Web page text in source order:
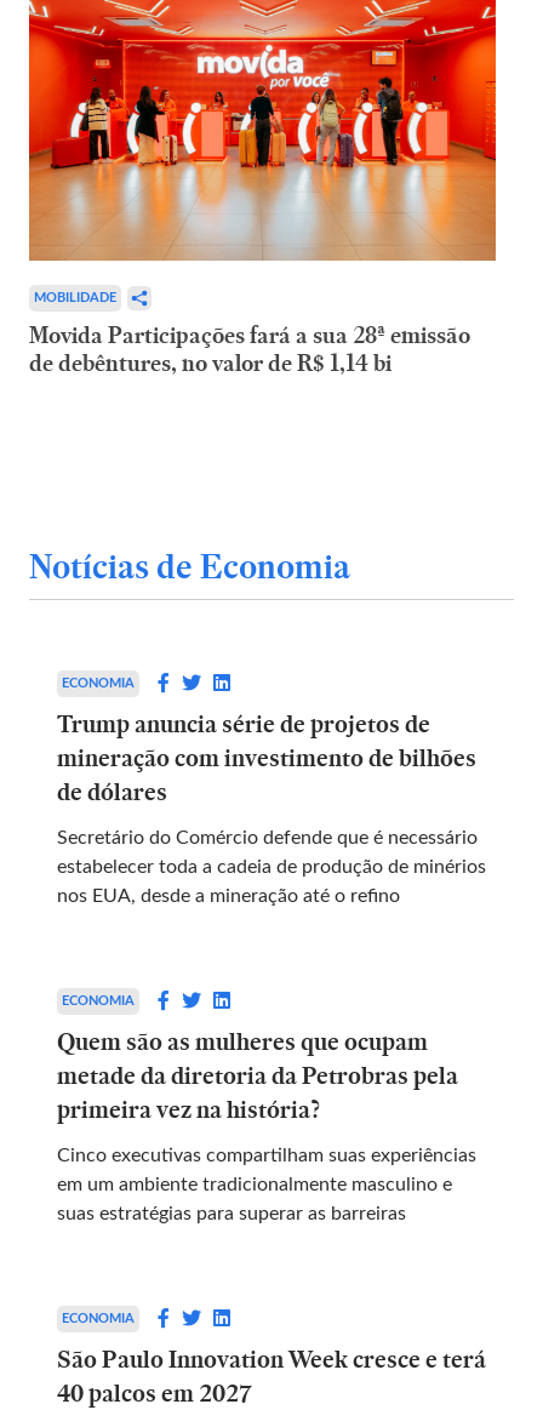
MOBILIDADE
Movida Participações fará a sua 28ª emissão
de debêntures, no valor de R$ 1,14 bi
Notícias de Economia
ECONOMIA
Trump anuncia série de projetos de
mineração com investimento de bilhões
de dólares
Secretário do Comércio defende que é necessário
estabelecer toda a cadeia de produção de minérios
nos EUA, desde a mineração até o refino
ECONOMIA
Quem são as mulheres que ocupam
metade da diretoria da Petrobras pela
primeira vez na história?
Cinco executivas compartilham suas experiências
em um ambiente tradicionalmente masculino e
suas estratégias para superar as barreiras
ECONOMIA
São Paulo Innovation Week cresce e terá
40 palcos em 2027